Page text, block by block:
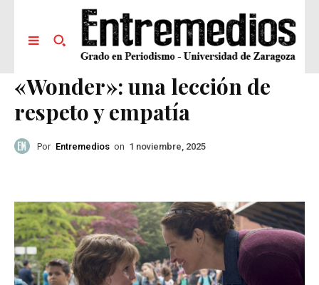
«Wonder»: una lección de
respeto y empatía
Por Entremedios on 1 noviembre, 2025